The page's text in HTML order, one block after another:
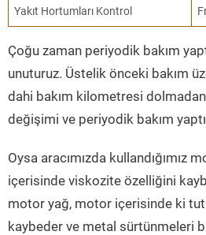
Yakıt Hortumları Kontrol
Çoğu zaman periyodik bakım
unuturuz. Üstelik önceki bakım
dahi bakım kilometresi
değişimi ve periyodik bakım
Oysa aracımızda kullandığımız
içerisinde viskozite özelliğini
motor yağ, motor içerisinde ki
kaybeder ve metal sürtünmeleri